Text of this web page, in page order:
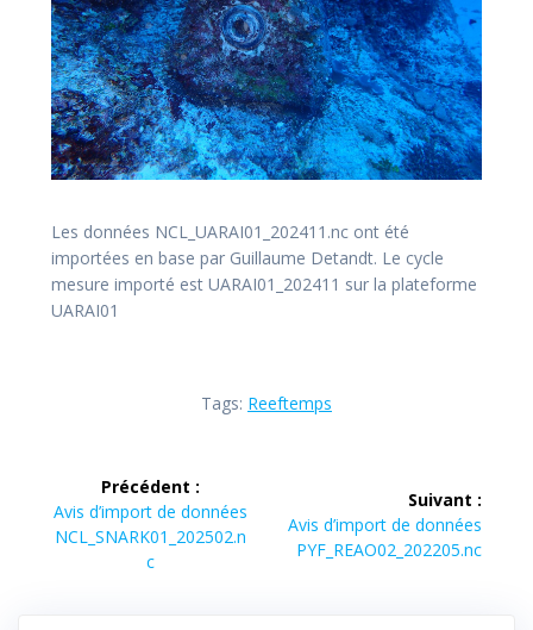
Les données NCL_UARAI01_202411.nc ont été
importées en base par Guillaume Detandt. Le cycle
mesure importé est UARAI01_202411 sur la plateforme
UARAI01
Tags: Reeftemps
Navigation
de
l’article
Précédent :
Article
précédent :
Avis d’import de données
NCL_SNARK01_202502.n
c
Suivant :
Article
suivant :
Avis d’import de données
PYF_REAO02_202205.nc